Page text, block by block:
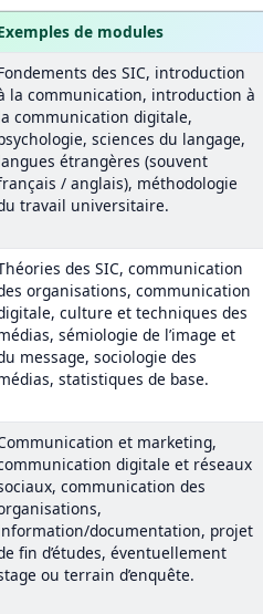
de modules
des SIC, introduction
la communication, introduction à
communication digitale,
sciences du langage,
étrangères (souvent
/ anglais), méthodologie
travail universitaire.
des SIC, communication
organisations, communication
culture et techniques des
sémiologie de l’image et
message, sociologie des
statistiques de base.
et marketing,
digitale et réseaux
communication des
documentation, projet
fin d’études, éventuellement
ou terrain d’enquête.